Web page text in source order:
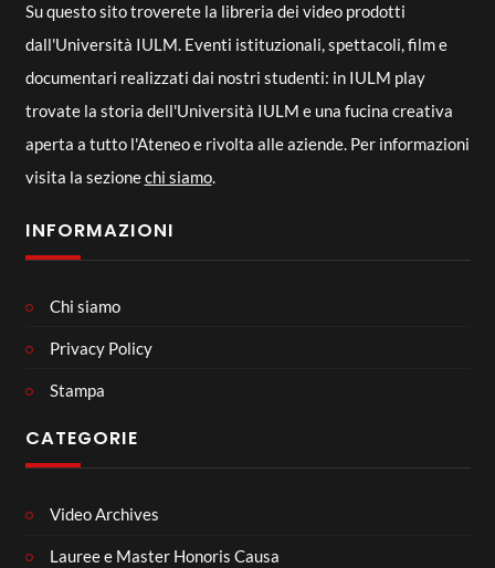
Su questo sito troverete la libreria dei video prodotti
dall'Università IULM. Eventi istituzionali, spettacoli, film e
documentari realizzati dai nostri studenti: in IULM play
trovate la storia dell'Università IULM e una fucina creativa
aperta a tutto l'Ateneo e rivolta alle aziende. Per informazioni
visita la sezionechi siamo.
INFORMAZIONI
Chi siamo
Privacy Policy
Stampa
CATEGORIE
Video Archives
Lauree e Master Honoris Causa